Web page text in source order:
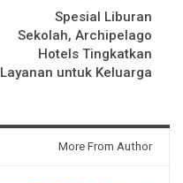
Spesial Liburan
Sekolah, Archipelago
Hotels Tingkatkan
Layanan untuk Keluarga
More From Author